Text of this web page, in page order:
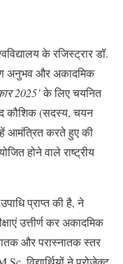
के रजिस्ट्रार डॉ.
अनुभव और अकादमिक
2025’के लिए चयनित
कौशिक (सदस्य, चयन
आमंत्रित करते हुए की
होने वाले राष्ट्रीय
प्राप्त की है, ने
उत्तीर्ण कर अकादमिक
और परास्नातक स्तर